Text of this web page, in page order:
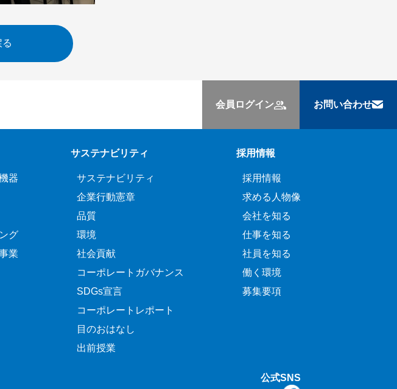
会員ログイン お問い合わせ
器
グ
業
サステナビリティ
サステナビリティ
企業行動憲章
品質
環境
社会貢献
コーポレートガバナンス
SDGs宣言
コーポレートレポート
目のおはなし
出前授業
採用情報
採用情報
求める人物像
会社を知る
仕事を知る
社員を知る
働く環境
募集要項
公式SNS